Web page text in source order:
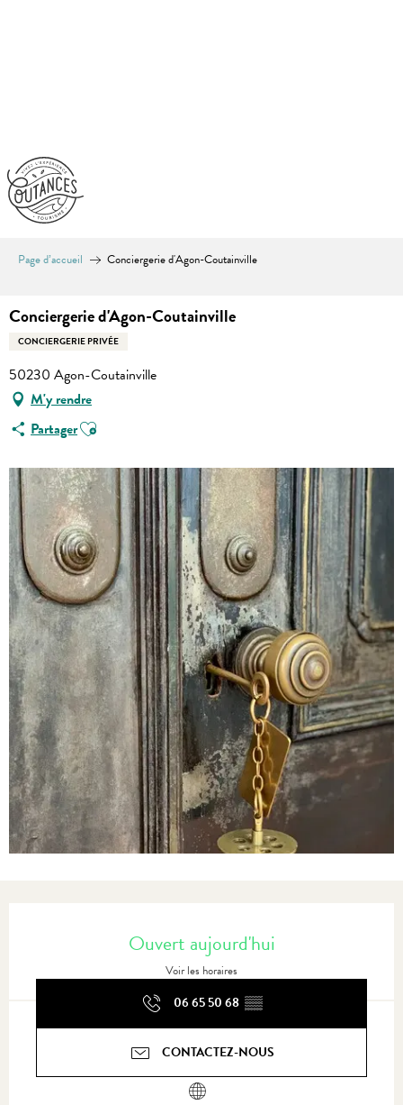
Page d’accueil Conciergerie d'Agon-Coutainville
Conciergerie d'Agon-Coutainville
CONCIERGERIE PRIVÉE
50230 Agon-Coutainville
M'y rendre
PartagerAjouter aux favoris
Ouvert aujourd'hui
Voir les horaires
06 65 50 68 ▒▒
CONTACTEZ-NOUS